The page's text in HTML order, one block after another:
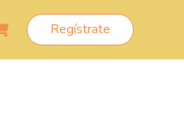
Regístrate